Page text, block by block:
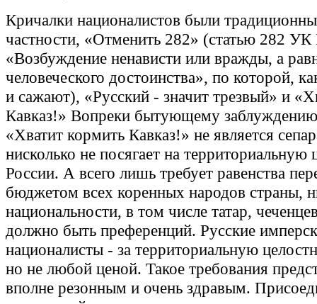
Кричалки националистов были
частности, «Отменить 282» (статью 282
«Возбуждение ненависти или вражды, а
человеческого достоинства», по которой,
и сажают), «Русский - значит трезвый» и
Кавказ!» Вопреки бытующему заблуждению
«Хватит кормить Кавказ!» не является
нисколько не посягает на территориальную
России. А всего лишь требует равенства
бюджетом всех коренных народов страны,
национальности, в том числе татар,
должно быть преференций. Русские
националисты - за территориальную
но не любой ценой. Такое требования
вполне резонным и очень здравым.